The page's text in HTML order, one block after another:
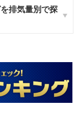
排気量別で探